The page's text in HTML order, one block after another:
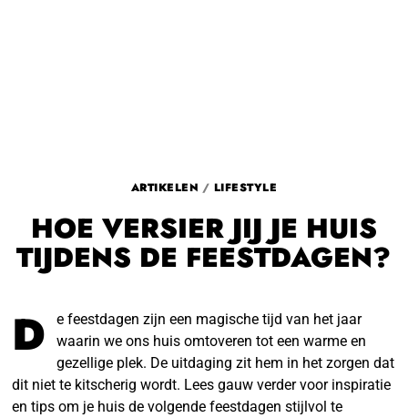
ARTIKELEN / LIFESTYLE
HOE VERSIER JIJ JE HUIS
TIJDENS DE FEESTDAGEN?
D
e feestdagen zijn een magische tijd van het jaar
waarin we ons huis omtoveren tot een warme en
gezellige plek. De uitdaging zit hem in het zorgen dat
dit niet te kitscherig wordt. Lees gauw verder voor inspiratie
en tips om je huis de volgende feestdagen stijlvol te